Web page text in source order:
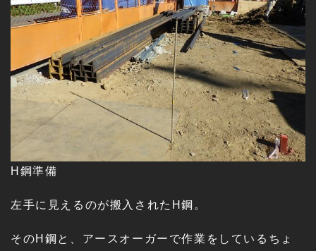
H鋼準備
左手に見えるのが搬入されたH鋼。
そのH鋼と、アースオーガーで作業をしているちょ